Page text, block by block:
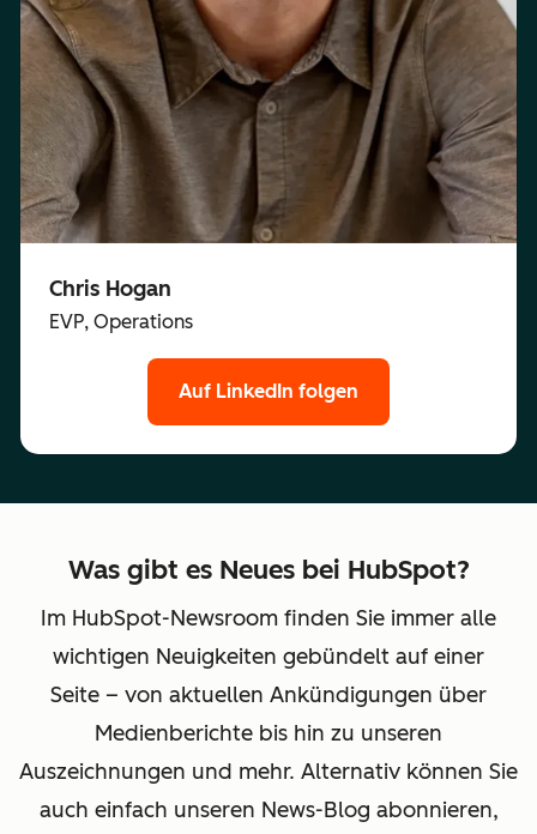
Chris Hogan
EVP, Operations
Auf LinkedIn folgen
Was gibt es Neues bei HubSpot?
Im HubSpot-Newsroom finden Sie immer alle
wichtigen Neuigkeiten gebündelt auf einer
Seite – von aktuellen Ankündigungen über
Medienberichte bis hin zu unseren
Auszeichnungen und mehr. Alternativ können Sie
auch einfach unseren News-Blog abonnieren,